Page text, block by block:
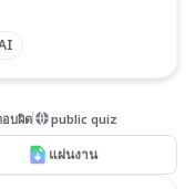
อบผิด public quiz
แผ่นงาน